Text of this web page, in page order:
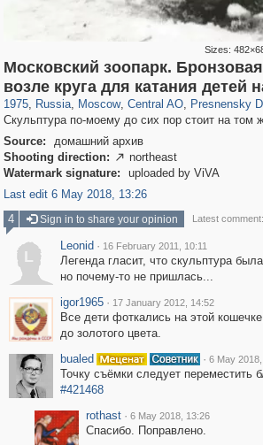
Sizes:
Московский зоопарк.
возле круга для катания детей
1975, Russia
1,405,779 29,243
, Moscow
319,716 8,286
, Central AO
159,930 5,916
, Presnensky
13,323 396
Скульптура по-моему до сих пор стоит на том
Source:
домашний архив
Shooting direction:  northeast
Watermark signature:
uploaded by ViVA
Last edit 6 May 2018, 13:26
4
Sign in to share your opinion Latest
L
Leonid · 16 February 2011, 10:11
Легенда гласит, что скульптура
но почему-то не пришлась...
igor1965 · 17 January 2012, 14:52
Все дети фоткались на этой
до золотого цвета.
bualed
· 6 May
Точку съёмки следует переместить
#421468
rothast · 6 May 2018, 13:26
Спасибо. Поправлено.